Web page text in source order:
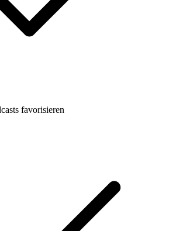
favorisieren